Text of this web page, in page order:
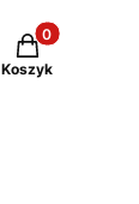
Produkty w
Koszyk